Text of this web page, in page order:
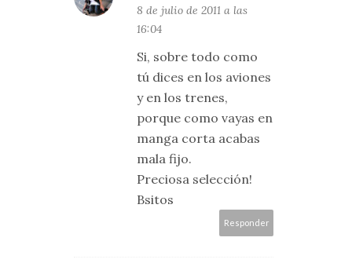
8 de julio de 2011 a las
16:04
Si, sobre todo como
tú dices en los aviones
y en los trenes,
porque como vayas en
manga corta acabas
mala fijo.
Preciosa selección!
Bsitos
Responder